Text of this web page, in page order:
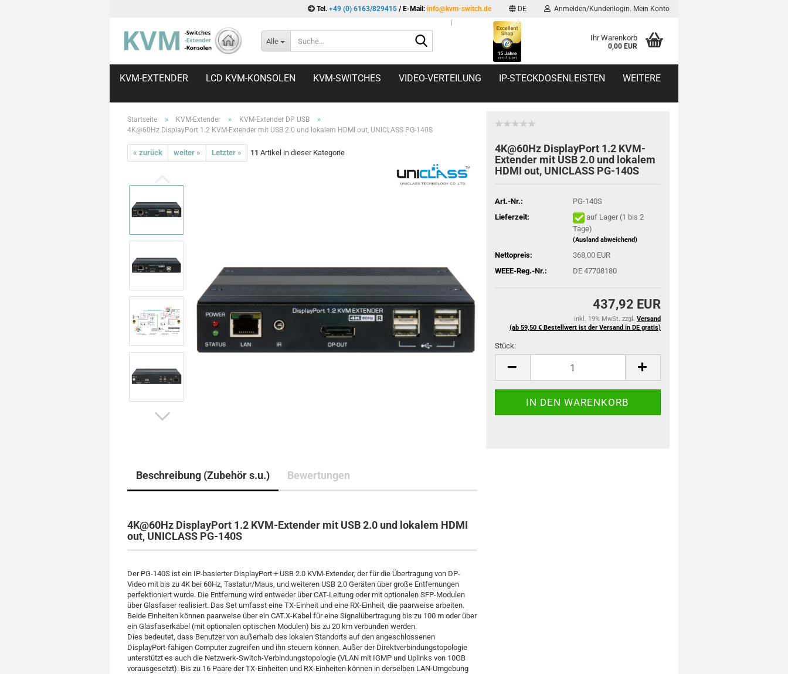
Tel. +49 (0) 6163/829415 / E-Mail: info@kvm-switch.de DE Anmelden/Kundenlogin. Mein Konto
Alle
Ihr Warenkorb
0,00 EUR
KVM-EXTENDER LCD KVM-KONSOLEN KVM-SWITCHES VIDEO-VERTEILUNG IP-STECKDOSENLEISTEN WEITERE
Startseite » KVM-Extender » KVM-Extender DP USB »
4K@60Hz DisplayPort 1.2 KVM-Extender mit USB 2.0 und lokalem HDMI out, UNICLASS PG-140S
« zurück weiter » Letzter » 11 Artikel in dieser Kategorie
4K@60Hz DisplayPort 1.2 KVM-
Extender mit USB 2.0 und lokalem
HDMI out, UNICLASS PG-140S
Art.-Nr.:
PG-140S
Lieferzeit:
auf Lager (1 bis 2
Tage)
(Ausland abweichend)
Nettopreis:
368,00 EUR
WEEE-Reg.-Nr.:
DE 47708180
437,92 EUR
inkl. 19% MwSt. zzgl. Versand
(ab 59,50 € Bestellwert ist der Versand in DE gratis)
Stück:
Stück
Beschreibung (Zubehör s.u.) Bewertungen
4K@60Hz DisplayPort 1.2 KVM-Extender mit USB 2.0 und lokalem HDMI
out, UNICLASS PG-140S
Der PG-140S ist ein IP-basierter DisplayPort + USB 2.0 KVM-Extender, der für die Übertragung von DP-
Video mit bis zu 4K bei 60Hz, Tastatur/Maus, und weiteren USB 2.0 Geräten über große Entfernungen
perfektioniert wurde. Die Entfernung wird entweder über CAT-Leitung oder mit optionalen SFP-Modulen
über Glasfaser realisiert. Das Set umfasst eine TX-Einheit und eine RX-Einheit, die paarweise arbeiten.
Beide Einheiten können paarweise über ein CAT.X-Kabel für eine Signalübertragung bis zu 100 m oder über
ein Glasfaserkabel (mit optionalen optischen Modulen) bis zu 20 km verbunden werden.
Dies bedeutet, dass Benutzer von außerhalb des lokalen Standorts auf den angeschlossenen
DisplayPort-fähigen Computer zugreifen und ihn steuern können. Außer der Direktverbindungstopologie
unterstützt es auch die Netzwerk-Switch-Verbindungstopologie (VLAN mit IGMP und Uplinks von 10GB
vorausgesetzt). Bis zu 16 Paare der TX-Einheiten und RX-Einheiten können in derselben LAN-Umgebung